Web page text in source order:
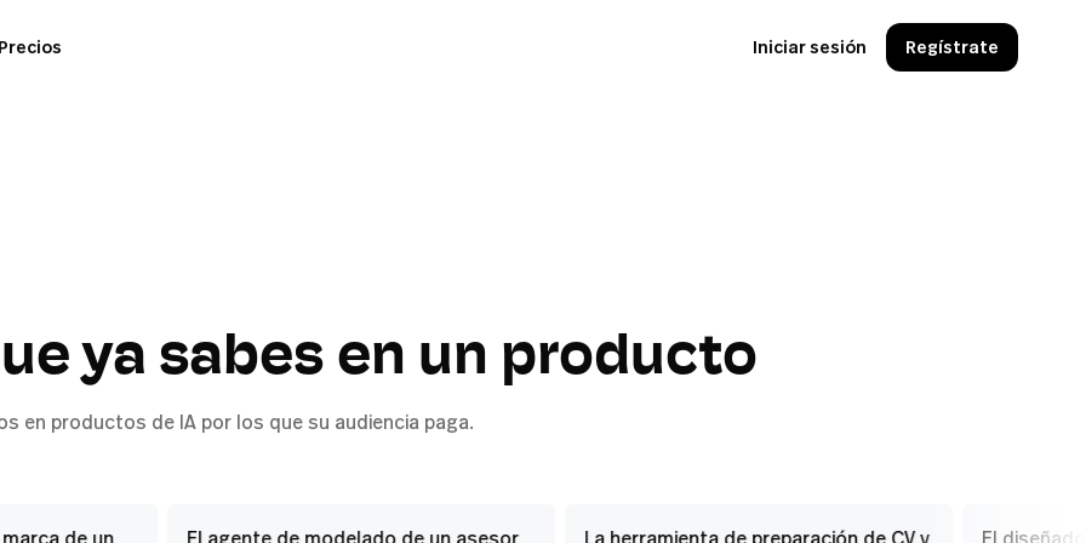
Precios Iniciar sesión Regístrate
se
y entrega
ya sabes en un producto
en productos de IA por los que su audiencia paga.